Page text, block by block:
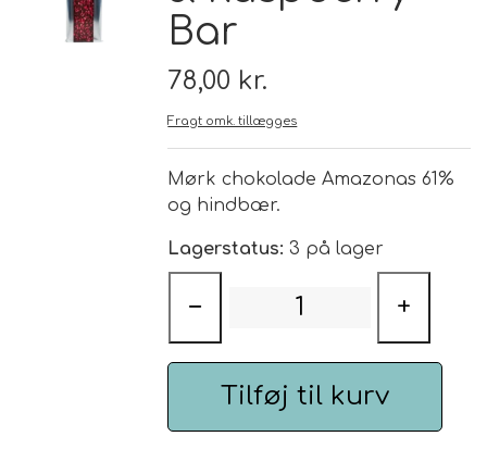
Brand
Te
Løsvægt teer
Grøn Hvid Te
Hvid Te
Matcha te og tilbehør
Nyheder
Åbningstider
Bar
78,00 kr.
Fragt omk. tillægges
Mørk chokolade Amazonas 61%
og hindbær.
Lagerstatus: 3 på lager
− +
Tilføj til kurv